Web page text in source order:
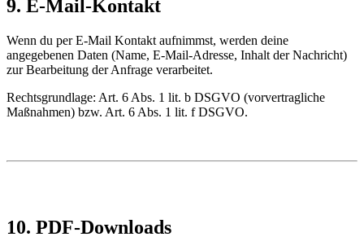
9. E-Mail-Kontakt
Wenn du per E-Mail Kontakt aufnimmst, werden deine
angegebenen Daten (Name, E-Mail-Adresse, Inhalt der Nachricht)
zur Bearbeitung der Anfrage verarbeitet.
Rechtsgrundlage: Art. 6 Abs. 1 lit. b DSGVO (vorvertragliche
Maßnahmen) bzw. Art. 6 Abs. 1 lit. f DSGVO.
10. PDF-Downloads